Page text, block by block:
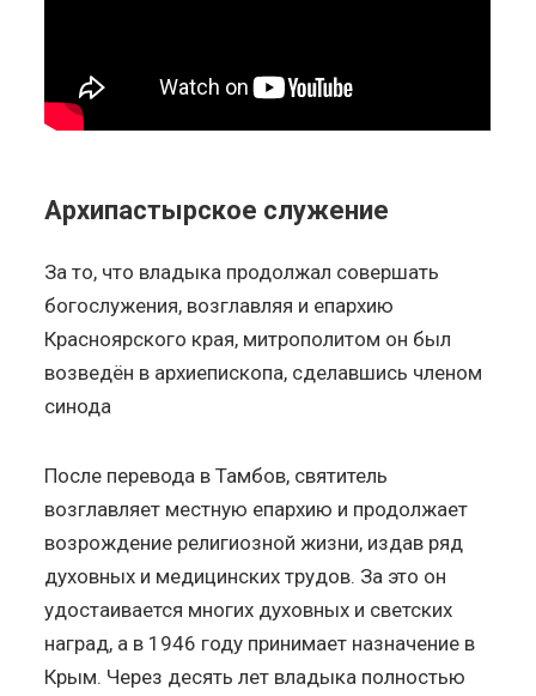
Архипастырское служение
За то, что владыка продолжал совершать
богослужения, возглавляя и епархию
Красноярского края, митрополитом он был
возведён в архиепископа, сделавшись членом
синода
После перевода в Тамбов, святитель
возглавляет местную епархию и продолжает
возрождение религиозной жизни, издав ряд
духовных и медицинских трудов. За это он
удостаивается многих духовных и светских
наград, а в 1946 году принимает назначение в
Крым. Через десять лет владыка полностью